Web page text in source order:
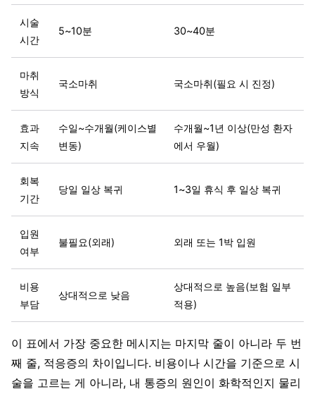
시술
시간
5~10분 30~40분
마취
방식
국소마취 국소마취(필요 시 진정)
효과
지속
수일~수개월(케이스별
변동)
수개월~1년 이상(만성 환자
에서 우월)
회복
기간
당일 일상 복귀 1~3일 휴식 후 일상 복귀
입원
여부
불필요(외래) 외래 또는 1박 입원
비용
부담
상대적으로 낮음
상대적으로 높음(보험 일부
적용)
이 표에서 가장 중요한 메시지는 마지막 줄이 아니라 두 번
째 줄, 적응증의 차이입니다. 비용이나 시간을 기준으로 시
술을 고르는 게 아니라, 내 통증의 원인이 화학적인지 물리